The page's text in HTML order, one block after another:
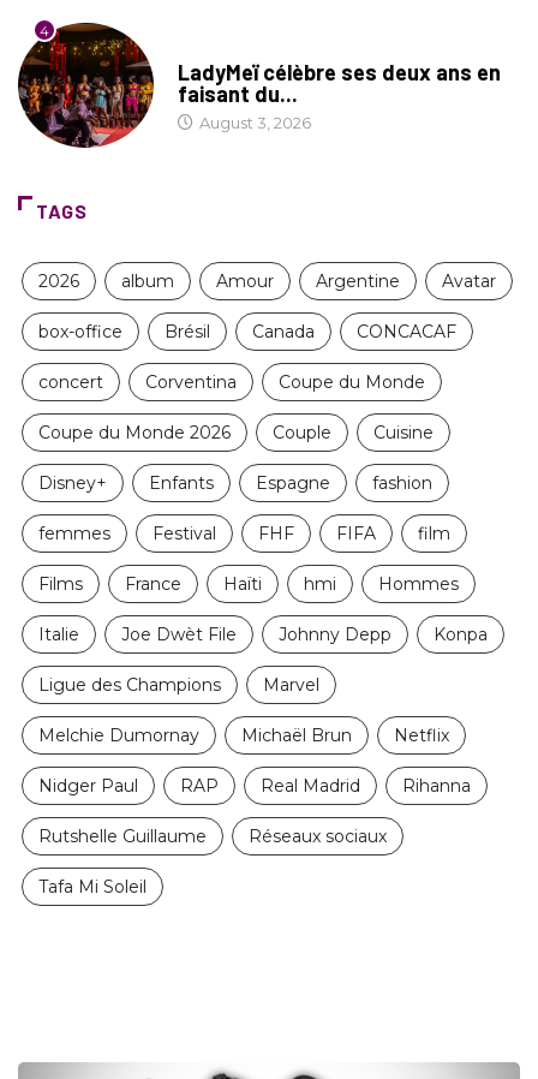
4
LadyMeï célèbre ses deux ans en
faisant du...
August 3, 2026
TAGS
2026 album Amour Argentine Avatar
box-office Brésil Canada CONCACAF
concert Corventina Coupe du Monde
Coupe du Monde 2026 Couple Cuisine
Disney+ Enfants Espagne fashion
femmes Festival FHF FIFA film
Films France Haïti hmi Hommes
Italie Joe Dwèt File Johnny Depp Konpa
Ligue des Champions Marvel
Melchie Dumornay Michaël Brun Netflix
Nidger Paul RAP Real Madrid Rihanna
Rutshelle Guillaume Réseaux sociaux
Tafa Mi Soleil